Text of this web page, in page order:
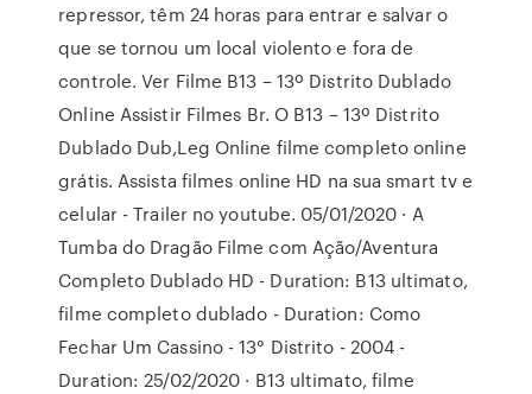
repressor, têm 24 horas para entrar e salvar o
que se tornou um local violento e fora de
controle. Ver Filme B13 – 13º Distrito Dublado
Online Assistir Filmes Br. O B13 – 13º Distrito
Dublado Dub,Leg Online filme completo online
grátis. Assista filmes online HD na sua smart tv e
celular - Trailer no youtube. 05/01/2020 · A
Tumba do Dragão Filme com Ação/Aventura
Completo Dublado HD - Duration: B13 ultimato,
filme completo dublado - Duration: Como
Fechar Um Cassino - 13° Distrito - 2004 -
Duration: 25/02/2020 · B13 ultimato, filme